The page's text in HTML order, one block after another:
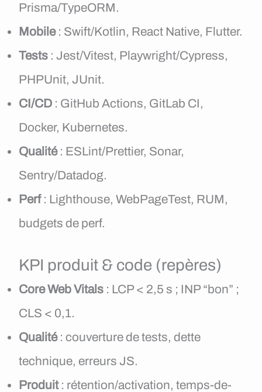
Prisma/TypeORM.
Mobile: Swift/Kotlin, React Native, Flutter.
Tests : Jest/Vitest, Playwright/Cypress,
PHPUnit, JUnit.
CI/CD : GitHub Actions, GitLab CI,
Docker, Kubernetes.
Qualité: ESLint/Prettier, Sonar,
Sentry/Datadog.
Perf: Lighthouse, WebPageTest, RUM,
budgets de perf.
KPI produit & code (repères)
Core Web Vitals : LCP < 2,5 s ; INP “bon” ;
CLS < 0,1.
Qualité: couverture de tests, dette
technique, erreurs JS.
Produit: rétention/activation, temps-de-